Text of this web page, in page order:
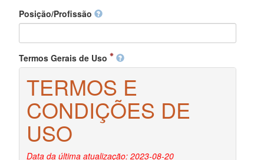
Posição/Profissão
Termos Gerais de Uso
TERMOS E
CONDIÇÕES DE
USO
Data da última atualização: 2023-08-20